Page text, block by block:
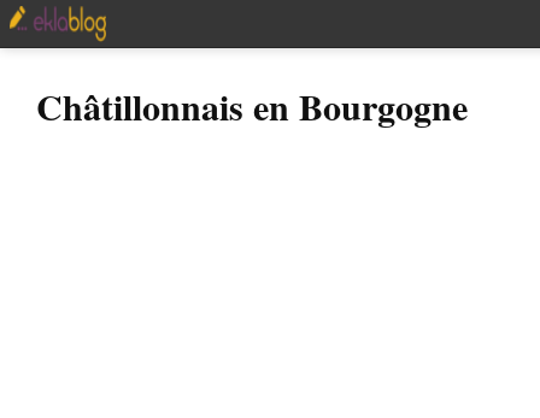
Châtillonnais en Bourgogne